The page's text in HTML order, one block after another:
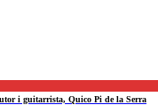
i guitarrista, Quico Pi de la Serra